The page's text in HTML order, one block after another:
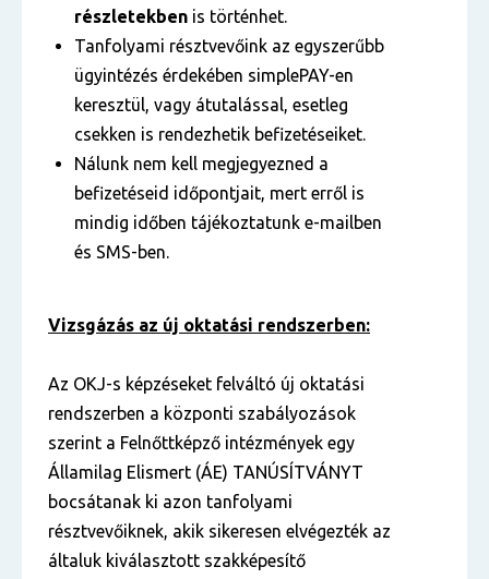
részletekben is történhet.
Tanfolyami résztvevőink az egyszerűbb
ügyintézés érdekében simplePAY-en
keresztül, vagy átutalással, esetleg
csekken is rendezhetik befizetéseiket.
Nálunk nem kell megjegyezned a
befizetéseid időpontjait, mert erről is
mindig időben tájékoztatunk e-mailben
és SMS-ben.
Vizsgázás az új oktatási rendszerben:
Az OKJ-s képzéseket felváltó új oktatási
rendszerben a központi szabályozások
szerint a Felnőttképző intézmények egy
Államilag Elismert (ÁE) TANÚSÍTVÁNYT
bocsátanak ki azon tanfolyami
résztvevőiknek, akik sikeresen elvégezték az
általuk kiválasztott szakképesítő